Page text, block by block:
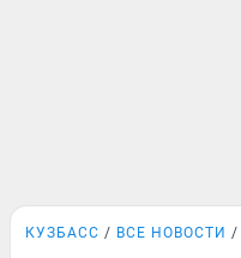
КУЗБАСС ВСЕ НОВОСТИ